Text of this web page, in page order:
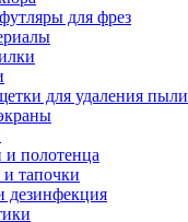
для фрез
для удаления пыли
и полотенца
тапочки
дезинфекция